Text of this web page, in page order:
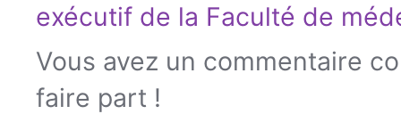
exécutif de la Faculté de
Vous avez un commentaire
faire part !